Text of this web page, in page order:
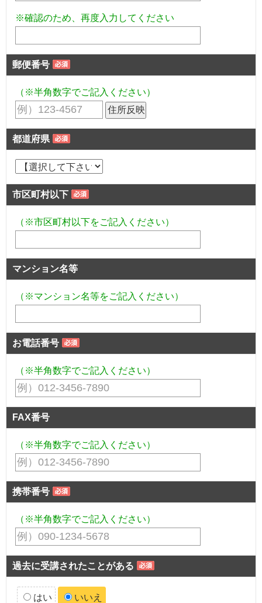
※確認のため、再度入力してください
郵便番号
（※半角数字でご記入ください）
都道府県
市区町村以下
（※市区町村以下をご記入ください）
マンション名等
（※マンション名等をご記入ください）
お電話番号
（※半角数字でご記入ください）
FAX番号
（※半角数字でご記入ください）
携帯番号
（※半角数字でご記入ください）
過去に受講されたことがある
はい いいえ